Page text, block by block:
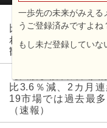
【図解】訪日外国
比6.8％減の315万人
れも、15市場では
観光局（速報）
【図解】訪日外国
比3.6％減、2カ月
19市場では過去最
（速報）
一歩先の未来がみえる
うご登録済みですよね
もし未だ登録していな